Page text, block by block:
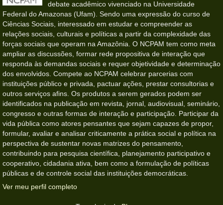
debate acadêmico vivenciado na Universidade
Federal do Amazonas (Ufam). Sendo uma expressão do curso de
Ciências Sociais, interessado em estudar e compreender as
relações sociais, culturais e políticas a partir da complexidade das
forças sociais que operam na Amazônia. O NCPAM tem como meta
ampliar as discussões, formar rede propositiva de interação que
responda às demandas sociais e requer objetividade e determinação
dos envolvidos. Compete ao NCPAM celebrar parcerias com
instituições público e privada, pactuar ações, prestar consultorias e
outros serviços afins. Os produtos a serem gerados podem ser
identificados na publicação em revista, jornal, audiovisual, seminário,
congresso e outras formas de interação e participação. Participar da
vida pública como atores pensantes que sejam capazes de propor,
formular, avaliar e analisar criticamente a prática social e política na
perspectiva de sustentar novas matrizes do pensamento,
contribuindo para pesquisa científica, planejamento participativo e
cooperativo, cidadania ativa, bem como a formulação de políticas
públicas e de controle social das instituições democráticas.
Ver meu perfil completo